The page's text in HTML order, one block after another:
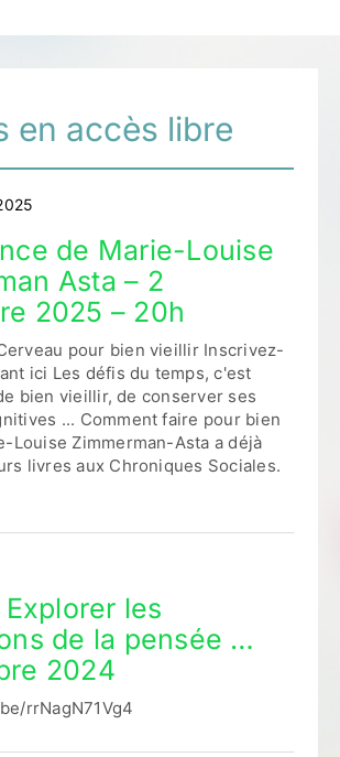
en accès libre
de Marie-Louise
Asta – 2
2025 – 20h
pour bien vieillir Inscrivez-
ici Les défis du temps, c'est
bien vieillir, de conserver ses
... Comment faire pour bien
Louise Zimmerman-Asta a déjà
livres aux Chroniques Sociales.
Explorer les
de la pensée …
2024
rrNagN71Vg4